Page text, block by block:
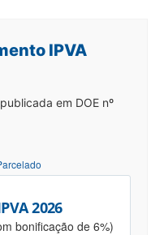
IPVA
em DOE nº
2026
bonificação de 6%)